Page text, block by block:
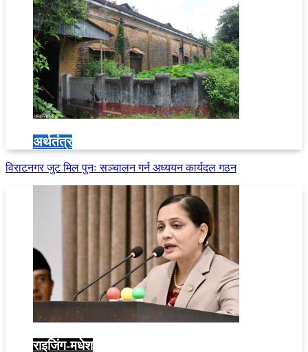
अर्थतंत्र
विराटनगर जुट मिल पुनः सञ्चालन गर्न अध्ययन कार्यदल गठन
राइजिंग-मधेश